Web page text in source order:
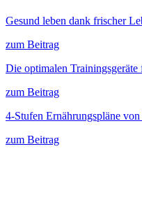
Gesund leben dank frischer
zum Beitrag
Die optimalen Trainingsgeräte
zum Beitrag
4-Stufen Ernährungspläne
zum Beitrag